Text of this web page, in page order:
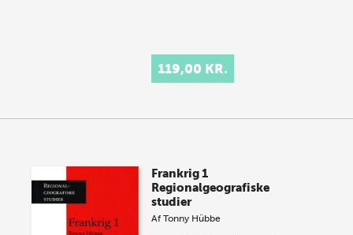
119,00 KR.
Frankrig 1
Regionalgeografiske
studier
AfTonny Hübbe